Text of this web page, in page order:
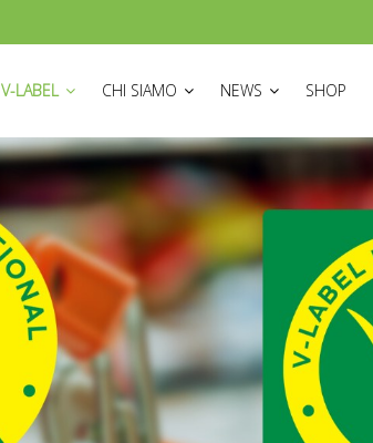
V-LABEL CHI SIAMO NEWS SHOP